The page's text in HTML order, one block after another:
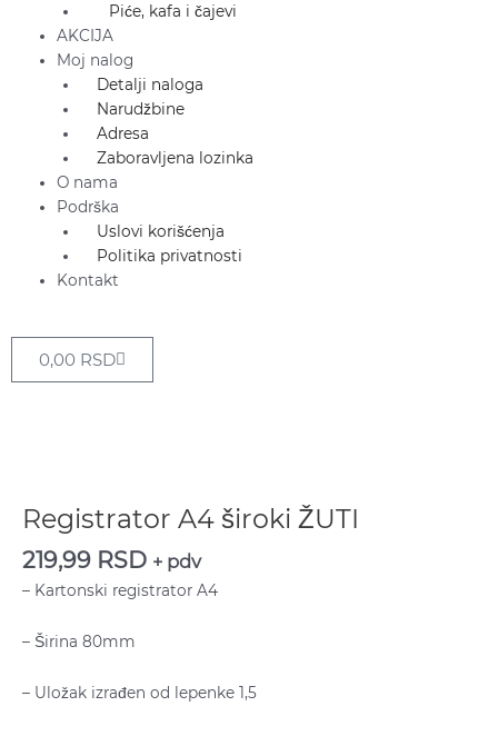
Piće, kafa i čajevi
AKCIJA
Moj nalog
Detalji naloga
Narudžbine
Adresa
Zaboravljena lozinka
O nama
Podrška
Uslovi korišćenja
Politika privatnosti
Kontakt
0,00 RSDCart
Registrator A4 široki ŽUTI
219,99 RSD + pdv
– Kartonski registrator A4
– Širina 80mm
– Uložak izrađen od lepenke 1,5
široki
ŽUTI
količina